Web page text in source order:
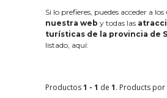
Si lo prefieres, puedes acceder a los
nuestra web y todas las
turísticas de la provincia de
listado, aquí:
Productos1 - 1 de 1. Products por